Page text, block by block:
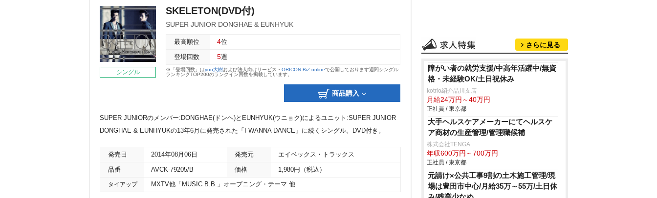
シングル
SKELETON(DVD付)
SUPER JUNIOR DONGHAE & EUNHYUK
最高順位 4位
登場回数 5週
※「登場回数」はyou大樹および法人向けサービス・ ORICON BiZ onlineで公開しております週間シングル
ランキングTOP200のランクイン回数を掲載しています。
商品購入
SUPER JUNIORのメンバー:DONGHAE(ドンヘ)とEUNHYUK(ウニョク)によるユニット:SUPER JUNIOR
DONGHAE & EUNHYUKの13年6月に発売された「I WANNA DANCE」に続くシングル。DVD付き。
発売日 2014年08月06日 発売元 エイベックス・トラックス
品番 AVCK-79205/B 価格 1,980円（税込）
タイアップ MXTV他「MUSIC B.B.」オープニング・テーマ 他
さらに見る
障がい者の就労支援/中高年活躍中/無資
格・未経験OK/土日祝休み
kotrio紹介品川支店
月給24万円～40万円
正社員 / 東京都
大手ヘルスケアメーカーにてヘルスケ
ア商材の生産管理/管理職候補
株式会社TENGA
年収600万円～700万円
正社員 / 東京都
元請け×公共工事9割の土木施工管理/現
場は豊田市中心/月給35万～55万/土日休